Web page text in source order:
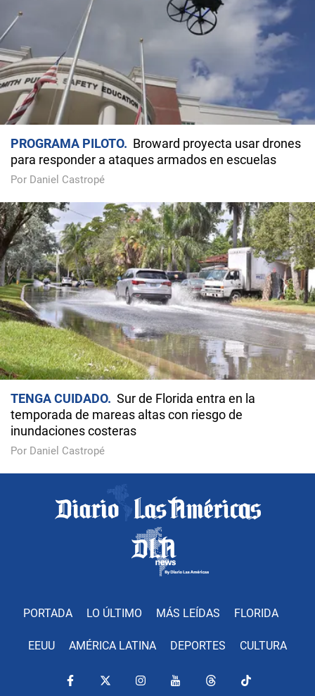
PROGRAMA PILOTO
Broward proyecta usar drones
para responder a ataques armados en escuelas
Por Daniel Castropé
TENGA CUIDADO
Sur de Florida entra en la
temporada de mareas altas con riesgo de
inundaciones costeras
Por Daniel Castropé
PORTADA LO ÚLTIMO MÁS LEÍDAS FLORIDA
EEUU AMÉRICA LATINA DEPORTES CULTURA